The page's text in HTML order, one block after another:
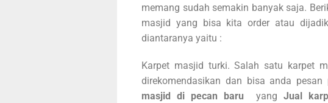
memang sudah semakin banyak saja.
masjid yang bisa kita order atau
diantaranya yaitu :
Karpet masjid turki. Salah satu karpet
direkomendasikan dan bisa anda pesan
masjid di pecan baru yang Jual